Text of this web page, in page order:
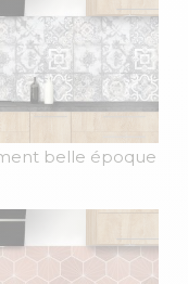
belle époque